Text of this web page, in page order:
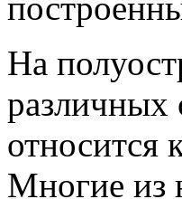
На
различных
относится
Многие из